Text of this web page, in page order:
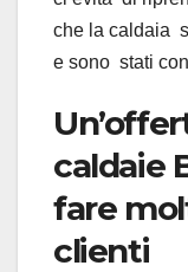
che la caldaia
e sono stati
caldaie
fare
clienti